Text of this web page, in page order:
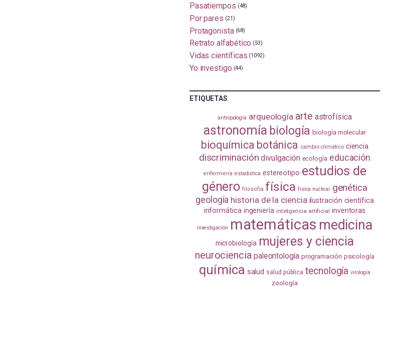
Pasatiempos (48)
Por pares (21)
Protagonista (68)
Retrato alfabético (53)
Vidas científicas (1092)
Yo investigo (44)
ETIQUETAS
antropología arqueología arte astrofísica
astronomía biología biología molecular
bioquímica botánica cambio climático ciencia
discriminación divulgación ecología educación
enfermería estadistica estereotipo estudios de
género filosofía física física nuclear genética
geología historia de la ciencia ilustración científica
informática ingeniería inteligencia artificial inventoras
investigación matemáticas medicina
microbiología mujeres y ciencia
neurociencia paleontología programación psicología
química salud salud pública tecnología virología
zoología